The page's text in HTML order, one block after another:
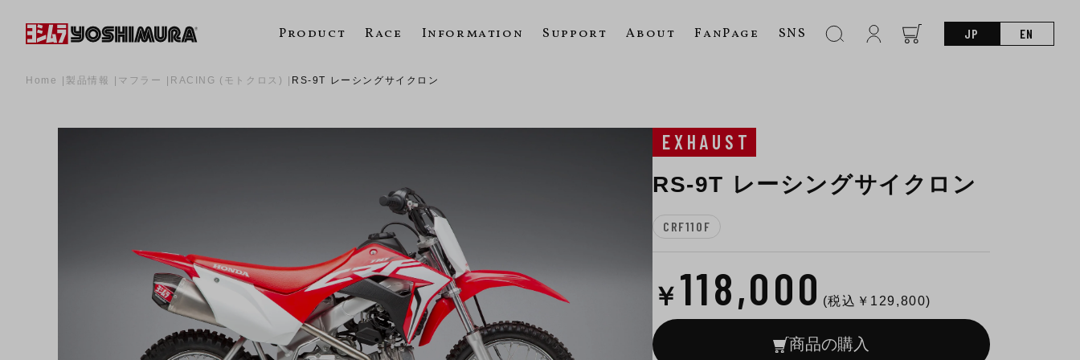
Product Race Information Support About FanPage SNS JP EN
Home 製品情報 マフラー RACING (モトクロス) RS-9T レーシングサイクロン
EXHAUST
RS-9T レーシングサイクロン
CRF110F
￥ 118,000 (税込￥ 129,800)
商品の購入